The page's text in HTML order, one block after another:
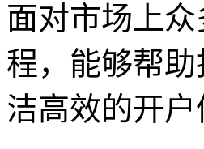
面对市场上
程，能够帮
洁高效的开